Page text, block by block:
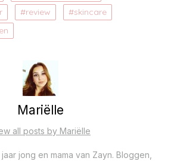
review
skincare
Mariëlle
all posts by Mariëlle
jong en mama van Zayn. Bloggen,